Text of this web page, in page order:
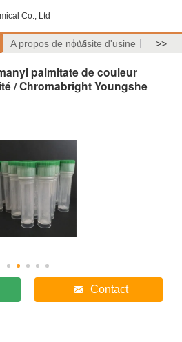
Co., Ltd
A propos de nousVisite d'usine >>
palmitate de couleur
/ Chromabright Youngshe
Contact